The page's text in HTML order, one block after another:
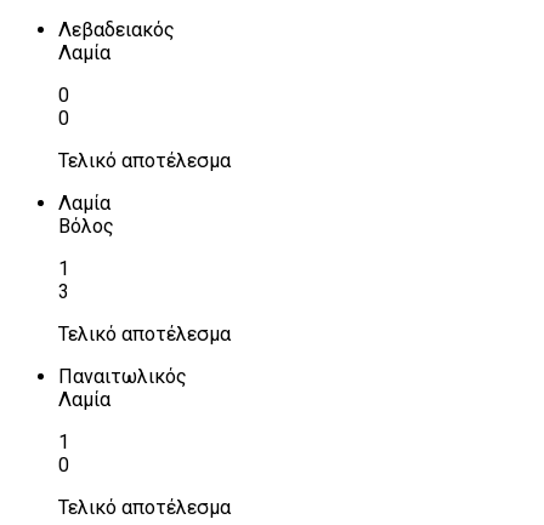
Λεβαδειακός
Λαμία
0
0
Τελικό αποτέλεσμα
Λαμία
Βόλος
1
3
Τελικό αποτέλεσμα
Παναιτωλικός
Λαμία
1
0
Τελικό αποτέλεσμα